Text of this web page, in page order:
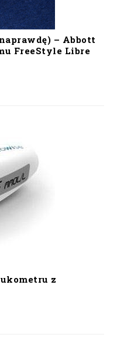
– Abbott
FreeStyle Libre
z